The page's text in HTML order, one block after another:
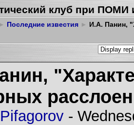
клуб при ПОМИ
► Последние известия ► И.А. Панин,
-